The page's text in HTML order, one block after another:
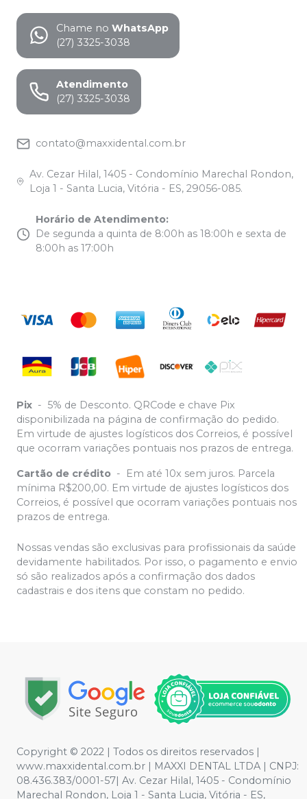
Chame no WhatsApp
(27) 3325-3038
Atendimento
(27) 3325-3038
contato@maxxidental.com.br
Av. Cezar Hilal, 1405 - Condomínio Marechal Rondon,
Loja 1 - Santa Lucia, Vitória - ES, 29056-085.
Horário de Atendimento:
De segunda a quinta de 8:00h as 18:00h e sexta de
8:00h as 17:00h
Pix - 5% de Desconto. QRCode e chave Pix
disponibilizada na página de confirmação do pedido.
Em virtude de ajustes logísticos dos Correios, é possível
que ocorram variações pontuais nos prazos de entrega.
Cartão de crédito -
Em até 10x sem juros. Parcela
mínima R$200,00. Em virtude de ajustes logísticos dos
Correios, é possível que ocorram variações pontuais nos
prazos de entrega.
Nossas vendas são exclusivas para profissionais da saúde
devidamente habilitados. Por isso, o pagamento e envio
só são realizados após a confirmação dos dados
cadastrais e dos itens que constam no pedido.
Copyright © 2022 | Todos os direitos reservados |
www.maxxidental.com.br | MAXXI DENTAL LTDA | CNPJ:
08.436.383/0001-57| Av. Cezar Hilal, 1405 - Condomínio
Marechal Rondon, Loja 1 - Santa Lucia, Vitória - ES,